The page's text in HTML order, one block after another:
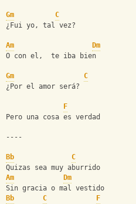
Gm
C
¿Fui yo, tal vez?
Am
Dm
O con el,  te iba bien
Gm
C
¿Por el amor será?
F
Pero una cosa es verdad
----
Bb
C
Quizas sea muy aburrido
Am
Dm
Sin gracia o mal vestido
Bb
C
F